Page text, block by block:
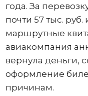
года. За
почти 57 тыс.
маршрутные
авиакомпания
вернула деньги,
оформление
причинам.